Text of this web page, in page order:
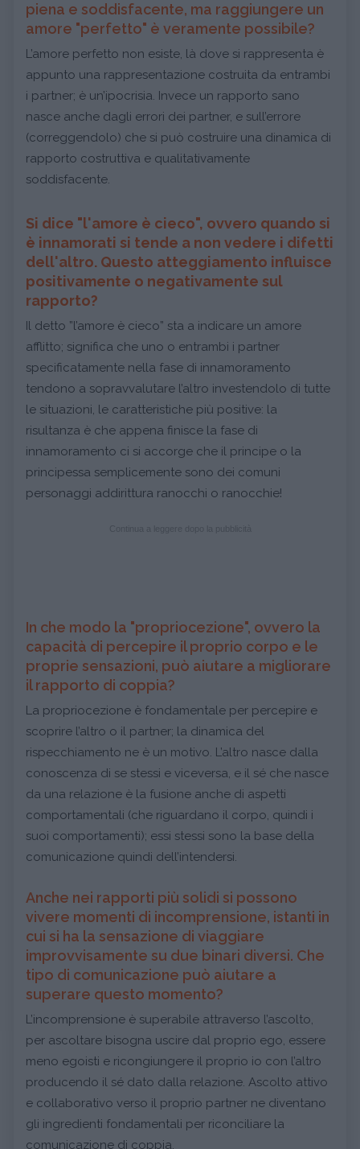
piena e soddisfacente, ma raggiungere un
amore "perfetto" è veramente possibile?
L’amore perfetto non esiste, là dove si rappresenta è
appunto una rappresentazione costruita da entrambi
i partner; è un’ipocrisia. Invece un rapporto sano
nasce anche dagli errori dei partner, e sull’errore
(correggendolo) che si può costruire una dinamica di
rapporto costruttiva e qualitativamente
soddisfacente.
Si dice "l'amore è cieco", ovvero quando si
è innamorati si tende a non vedere i difetti
dell'altro. Questo atteggiamento influisce
positivamente o negativamente sul
rapporto?
Il detto ”l’amore è cieco” sta a indicare un amore
afflitto; significa che uno o entrambi i partner
specificatamente nella fase di innamoramento
tendono a sopravvalutare l’altro investendolo di tutte
le situazioni, le caratteristiche più positive: la
risultanza è che appena finisce la fase di
innamoramento ci si accorge che il principe o la
principessa semplicemente sono dei comuni
personaggi addirittura ranocchi o ranocchie!
In che modo la "propriocezione", ovvero la
capacità di percepire il proprio corpo e le
proprie sensazioni, può aiutare a migliorare
il rapporto di coppia?
La propriocezione è fondamentale per percepire e
scoprire l’altro o il partner; la dinamica del
rispecchiamento ne è un motivo. L’altro nasce dalla
conoscenza di se stessi e viceversa, e il sé che nasce
da una relazione è la fusione anche di aspetti
comportamentali (che riguardano il corpo, quindi i
suoi comportamenti); essi stessi sono la base della
comunicazione quindi dell’intendersi.
Anche nei rapporti più solidi si possono
vivere momenti di incomprensione, istanti in
cui si ha la sensazione di viaggiare
improvvisamente su due binari diversi. Che
tipo di comunicazione può aiutare a
superare questo momento?
L’incomprensione è superabile attraverso l’ascolto,
per ascoltare bisogna uscire dal proprio ego, essere
meno egoisti e ricongiungere il proprio io con l’altro
producendo il sé dato dalla relazione. Ascolto attivo
e collaborativo verso il proprio partner ne diventano
gli ingredienti fondamentali per riconciliare la
comunicazione di coppia.